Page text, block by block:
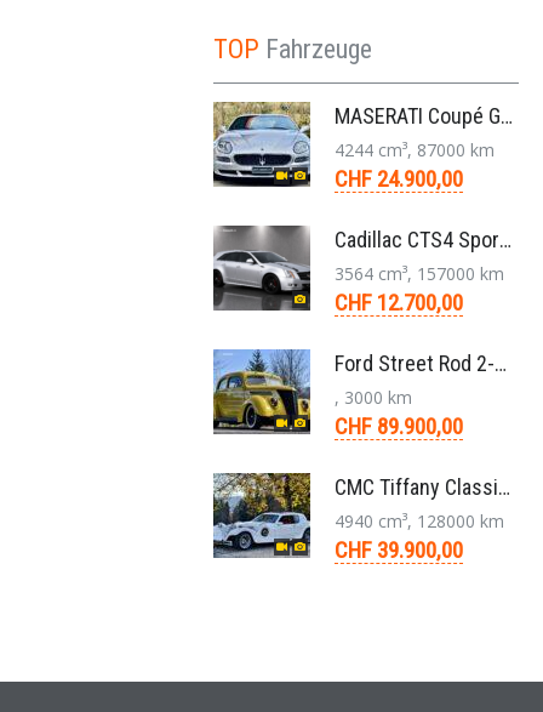
TOP Fahrzeuge
MASERATI Coupé GT Cambiocorsa 4,2 V8 Aut. 2005
4244 cm³, 87000 km
CHF 24.900,00
Cadillac CTS4 Sport Wagon 3.6 V6 LLT AWD Aut. 2012
3564 cm³, 157000 km
CHF 12.700,00
Ford Street Rod 2-Door V8 Aut. 1937
, 3000 km
CHF 89.900,00
CMC Tiffany Classic Coupé Neoklassiker 5.0 V8 1991
4940 cm³, 128000 km
CHF 39.900,00